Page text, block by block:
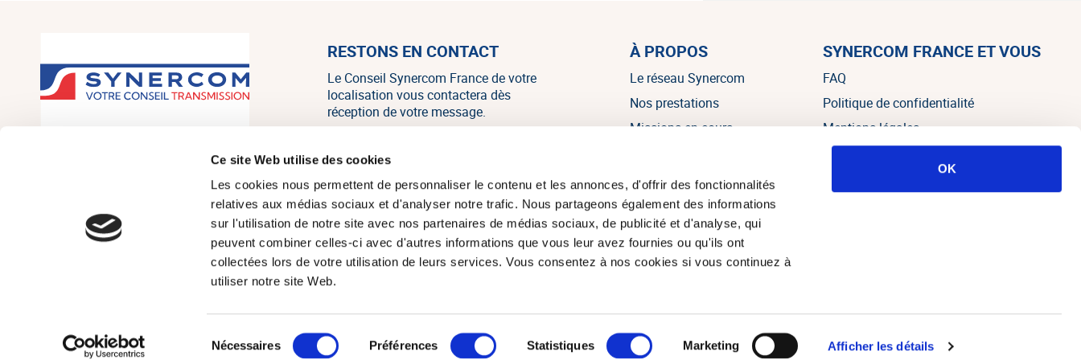
Ce site Web utilise des cookies
Les cookies nous permettent de personnaliser le contenu et les annonces, d'offrir des fonctionnalités
relatives aux médias sociaux et d'analyser notre trafic. Nous partageons également des informations
sur l'utilisation de notre site avec nos partenaires de médias sociaux, de publicité et d'analyse, qui
peuvent combiner celles-ci avec d'autres informations que vous leur avez fournies ou qu'ils ont
collectées lors de votre utilisation de leurs services. Vous consentez à nos cookies si vous continuez à
utiliser notre site Web.
du
Nécessaires Préférences Statistiques Marketing Afficher les détails
OK
SYNERCOM France est un réseau
transmission, cession et acquisition
associés, consultants et salariés sur
tout le territoire, et un des leaders
français indépendants sur le marché
RESTONS EN CONTACT
Le Conseil Synercom France de votre
localisation vous contactera dès
réception de votre message.
NOUS CONTACTER
À PROPOS
Le réseau Synercom
Nos prestations
Missions en cours
Nos témoignages
Nos actualités
SYNERCOM FRANCE ET VOUS
FAQ
Politique de confidentialité
Mentions légales
© Réseau Synercom France 2026. Tous droits réservés. Réalisation du site : Agence web Alteo Paris